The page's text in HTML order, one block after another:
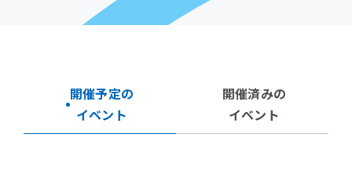
開催予定の
イベント
開催済みの
イベント